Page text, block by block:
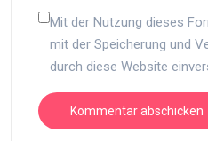
Mit der Nutzung dieses
mit der Speicherung und
durch diese Website